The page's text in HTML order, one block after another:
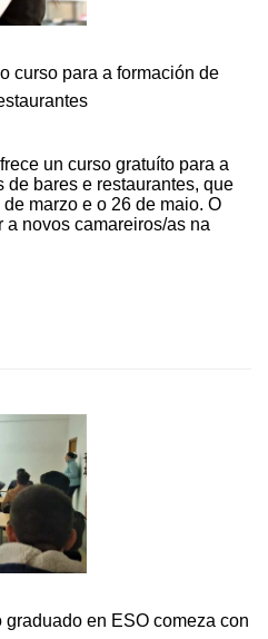
curso para a formación de
un curso gratuíto para a
de bares e restaurantes, que
marzo e o 26 de maio. O
novos camareiros/as na
en ESO comeza con